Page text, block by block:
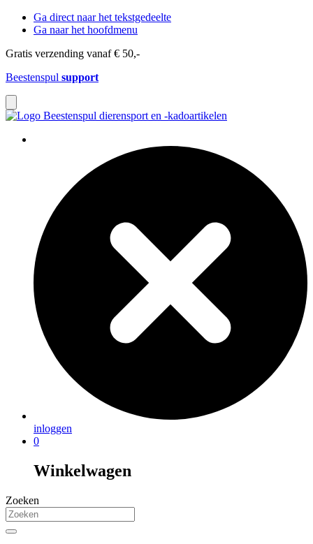
Ga direct naar het tekstgedeelte
Ga naar het hoofdmenu
Gratis verzending vanaf € 50,-
Beestenspul support
inloggen
0
Winkelwagen
Zoeken